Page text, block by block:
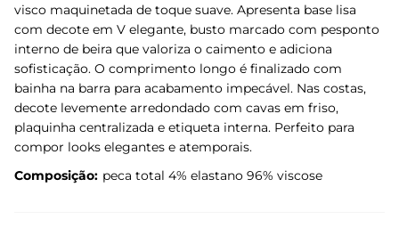
visco maquinetada de toque suave. Apresenta base lisa
com decote em V elegante, busto marcado com pesponto
interno de beira que valoriza o caimento e adiciona
sofisticação. O comprimento longo é finalizado com
bainha na barra para acabamento impecável. Nas costas,
decote levemente arredondado com cavas em friso,
plaquinha centralizada e etiqueta interna. Perfeito para
compor looks elegantes e atemporais.
Composição: peca total 4% elastano 96% viscose